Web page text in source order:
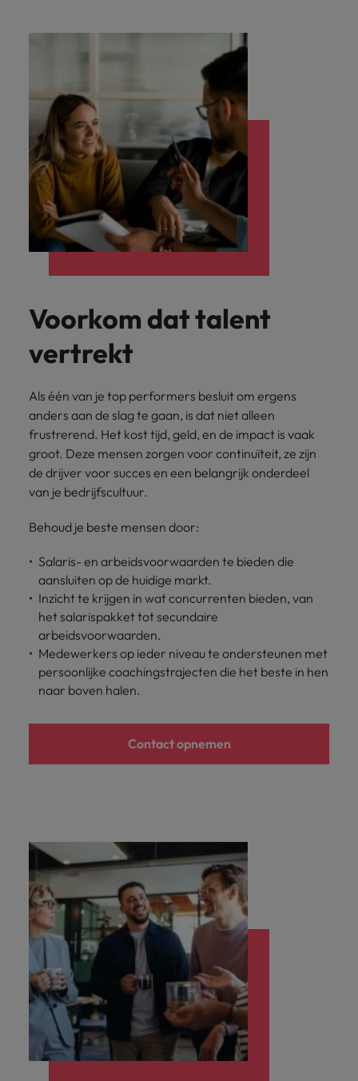
Voorkom dat talent
vertrekt
Als één van je top performers besluit om ergens
anders aan de slag te gaan, is dat niet alleen
frustrerend. Het kost tijd, geld, en de impact is vaak
groot. Deze mensen zorgen voor continuïteit, ze zijn
de drijver voor succes en een belangrijk onderdeel
van je bedrijfscultuur.
Behoud je beste mensen door:
Salaris- en arbeidsvoorwaarden te bieden die
aansluiten op de huidige markt.
Inzicht te krijgen in wat concurrenten bieden, van
het salarispakket tot secundaire
arbeidsvoorwaarden.
Medewerkers op ieder niveau te ondersteunen met
persoonlijke coachingstrajecten die het beste in hen
naar boven halen.
Contact opnemen